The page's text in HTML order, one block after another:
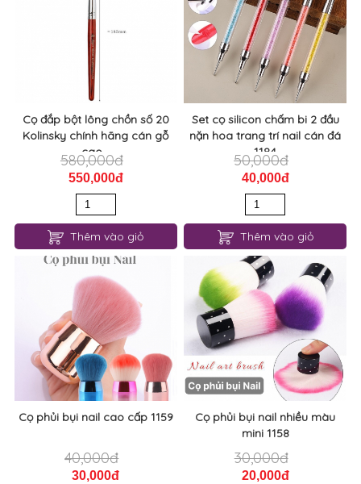
Cọ đắp bột lông chồn số 20
Kolinsky chính hãng cán gỗ
cao...
580,000đ
550,000đ
Thêm vào giỏ
Set cọ silicon chấm bi 2 đầu
nặn hoa trang trí nail cán đá
1184
50,000đ
40,000đ
Thêm vào giỏ
Cọ phủi bụi nail cao cấp 1159
40,000đ
30,000đ
Cọ phủi bụi nail nhiều màu
mini 1158
30,000đ
20,000đ